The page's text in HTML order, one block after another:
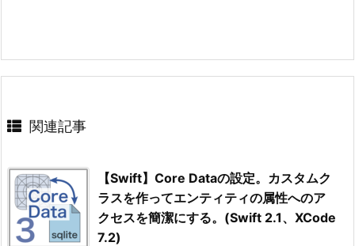
関連記事
【Swift】Core Dataの設定。カスタムク
ラスを作ってエンティティの属性へのア
クセスを簡潔にする。(Swift 2.1、XCode
7.2)